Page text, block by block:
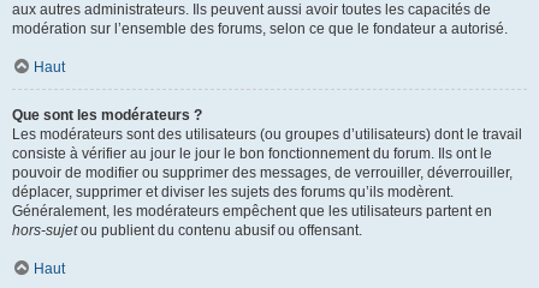
aux autres administrateurs. Ils peuvent aussi avoir toutes les capacités de
modération sur l’ensemble des forums, selon ce que le fondateur a autorisé.
Haut
Que sont les modérateurs ?
Les modérateurs sont des utilisateurs (ou groupes d’utilisateurs) dont le travail
consiste à vérifier au jour le jour le bon fonctionnement du forum. Ils ont le
pouvoir de modifier ou supprimer des messages, de verrouiller, déverrouiller,
déplacer, supprimer et diviser les sujets des forums qu’ils modèrent.
Généralement, les modérateurs empêchent que les utilisateurs partent en
hors-sujetou publient du contenu abusif ou offensant.
Haut